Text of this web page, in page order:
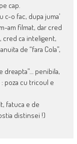
cap.
o fac, dupa juma’
am filmat, dar cred
cred ca inteligent,
de “fara Cola”,
dreapta”… penibila,
: poza cu tricoul e
fatuca e de
distinsei !)